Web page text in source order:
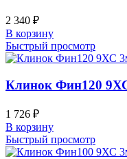
2 340 ₽
В корзину
Быстрый просмотр
Клинок Фин120
1 726 ₽
В корзину
Быстрый просмотр